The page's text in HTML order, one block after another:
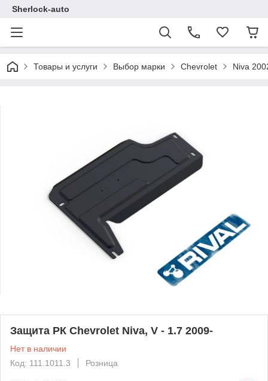
Sherlock-auto
Товары и услуги Выбор марки Chevrolet Niva
Защита РК Chevrolet Niva, V - 1.7 2009-
Нет в наличии
Код: 111.1011.3
Розница